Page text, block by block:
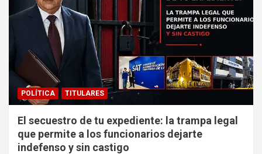
POLÍTICA TITULARES
El secuestro de tu expediente: la trampa legal
que permite a los funcionarios dejarte
indefenso y sin castigo